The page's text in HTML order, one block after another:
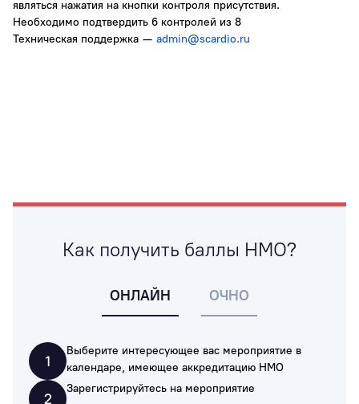
являться нажатия на кнопки контроля присутствия.
Необходимо подтвердить 6 контролей из 8
Техническая поддержка — admin@scardio.ru
Как получить баллы НМО?
ОНЛАЙН ОЧНО
Выберите интересующее вас мероприятие в
календаре, имеющее аккредитацию НМО
Зарегистрируйтесь на мероприятие